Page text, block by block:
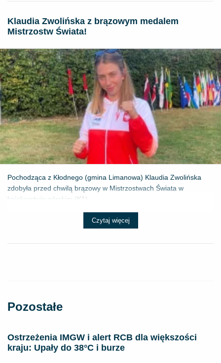
Klaudia Zwolińska z brązowym medalem
Mistrzostw Świata!
Pochodząca z Kłodnego (gmina Limanowa) Klaudia Zwolińska
zdobyła przed chwilą brązowy w Mistrzostwach Świata w
kajakarstwie górskim (K1) ...
Czytaj więcej
Pozostałe
Ostrzeżenia IMGW i alert RCB dla większości
kraju: Upały do 38°C i burze